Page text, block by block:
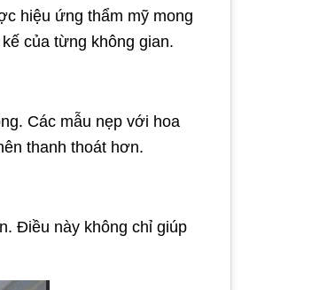
hiệu ứng thẩm mỹ mong
của từng không gian.
Các mẫu nẹp với hoa
thanh thoát hơn.
Điều này không chỉ giúp